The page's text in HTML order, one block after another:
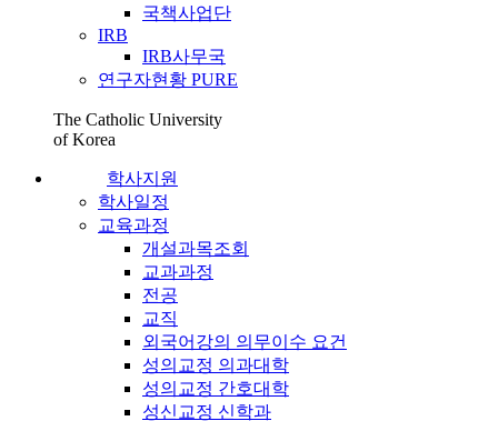
국책사업단
IRB
IRB사무국
연구자현황 PURE
The Catholic University
of Korea
학사지원
학사일정
교육과정
개설과목조회
교과과정
전공
교직
외국어강의 의무이수 요건
성의교정 의과대학
성의교정 간호대학
성신교정 신학과